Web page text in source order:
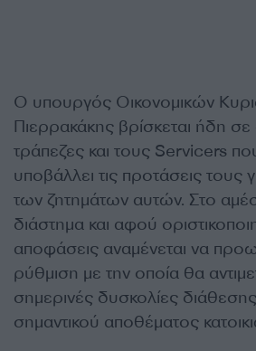
Ο υπουργός Οικονομικών
Πιερρακάκης βρίσκεται ήδη σε
τράπεζες και τους Servicers
υποβάλλει τις προτάσεις τους
των ζητημάτων αυτών. Στο
διάστημα και αφού
αποφάσεις αναμένεται να
ρύθμιση με την οποία θα
σημερινές δυσκολίες
σημαντικού αποθέματος